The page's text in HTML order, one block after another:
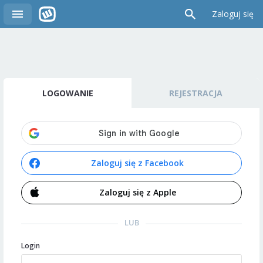
Zaloguj się
LOGOWANIE REJESTRACJA
Zaloguj się z Facebook
Zaloguj się z Apple
LUB
Login